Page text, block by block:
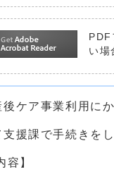
い場
ケア事業利用に
援課で手続きを
】